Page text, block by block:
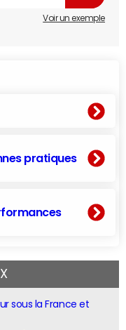
Voir un exemple
pratiques
sous la France et